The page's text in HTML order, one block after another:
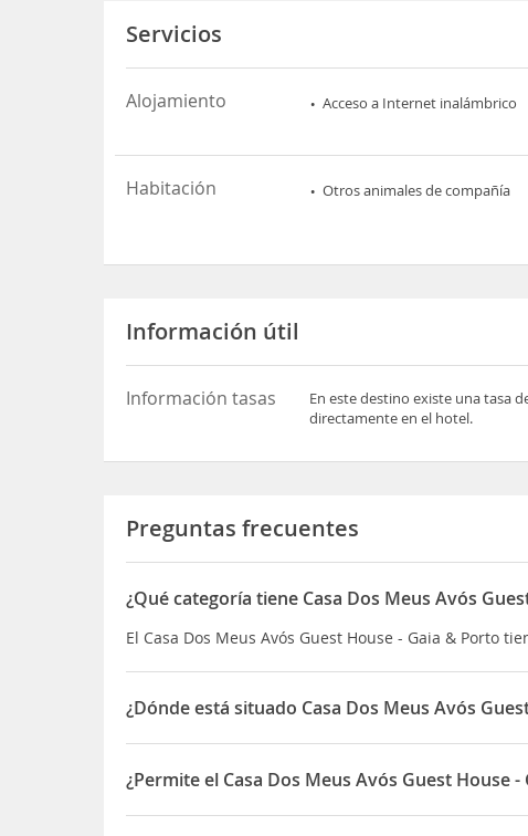
Servicios
Alojamiento Acceso a Internet inalámbrico
Habitación Otros animales de compañía
Información útil
Información tasas
En este destino existe una tasa
directamente en el hotel.
Preguntas frecuentes
¿Qué categoría tiene Casa Dos Meus Avós
El Casa Dos Meus Avós Guest House - Gaia & Porto
¿Dónde está situado Casa Dos Meus Avós
El Casa Dos Meus Avós Guest House - Gaia & Porto
¿Permite el Casa Dos Meus Avós Guest House
Sí, el Casa Dos Meus Avós Guest House - Gaia &